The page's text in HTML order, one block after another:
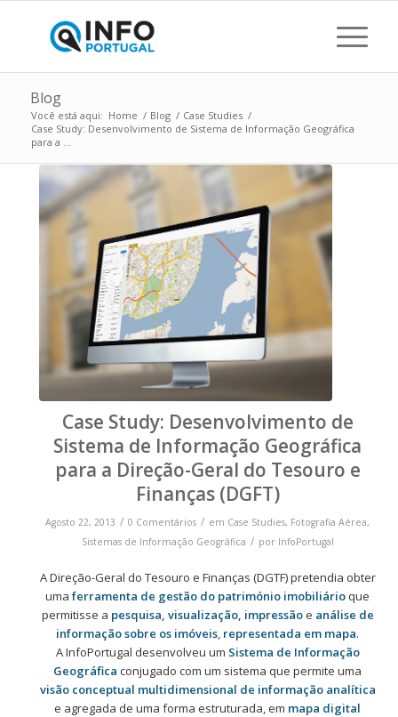
Blog
Você está aqui: Home / Blog / Case Studies /
Case Study: Desenvolvimento de Sistema de Informação Geográfica
para a ...
Case Study: Desenvolvimento de
Sistema de Informação Geográfica
para a Direção-Geral do Tesouro e
Finanças (DGFT)
Agosto 22, 2013 / 0 Comentários / em Case Studies, Fotografia Aérea,
Sistemas de Informação Geográfica / por InfoPortugal
A Direção-Geral do Tesouro e Finanças (DGTF) pretendia obter
uma ferramenta de gestão do património imobiliárioque
permitisse a pesquisa, visualização, impressãoe análise de
informaçãosobre os imóveis representada em mapa.
A InfoPortugal desenvolveu um Sistema de Informação
Geográfica conjugado com um sistema que permite uma
visão conceptual multidimensional de informação analítica
e agregada de uma forma estruturada, em mapa digital